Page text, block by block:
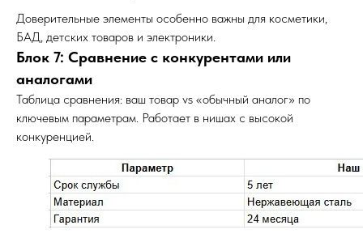
Доверительные элементы особенно важны для косметики,
БАД, детских товаров и электроники.
Блок 7: Сравнение с конкурентами или
аналогами
Таблица сравнения: ваш товар vs «обычный аналог» по
ключевым параметрам. Работает в нишах с высокой
конкуренцией.